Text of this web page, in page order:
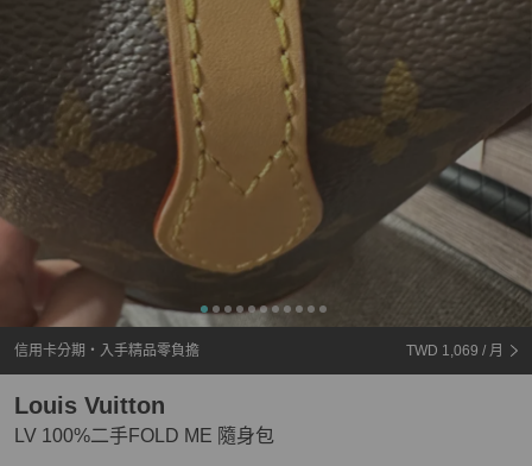
信用卡分期・入手精品零負擔 TWD 1,069 / 月
LV 100%二手FOLD ME 隨身包
Louis Vuitton